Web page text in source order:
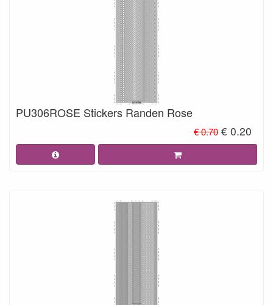
PU306ROSE Stickers Randen Rose
€ 0.70 € 0.20